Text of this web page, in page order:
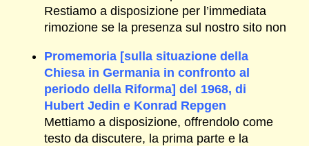
Restiamo a disposizione per l’immediata
rimozione se la presenza sul nostro sito non
Promemoria [sulla situazione della
Chiesa in Germania in confronto al
periodo della Riforma] del 1968, di
Hubert Jedin e Konrad Repgen
Mettiamo a disposizione, offrendolo come
testo da discutere, la prima parte e la